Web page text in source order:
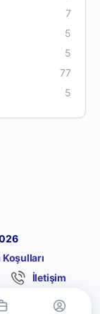
7
5
5
77
5
Koşulları
İletişim